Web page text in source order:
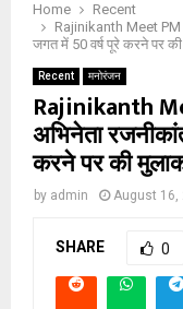
Home
Recent
Rajinikanth Meet PM
जगत में 50 वर्ष पूरे करने पर
Recent मनोरंजन
Rajinikanth
अभिनेता
करने पर की
by admin August 16,
SHARE 0